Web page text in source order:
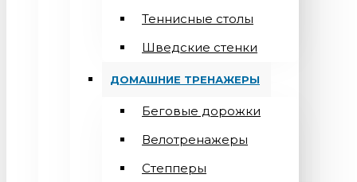
Теннисные столы
Шведские стенки
ДОМАШНИЕ ТРЕНАЖЕРЫ
Беговые дорожки
Велотренажеры
Степперы